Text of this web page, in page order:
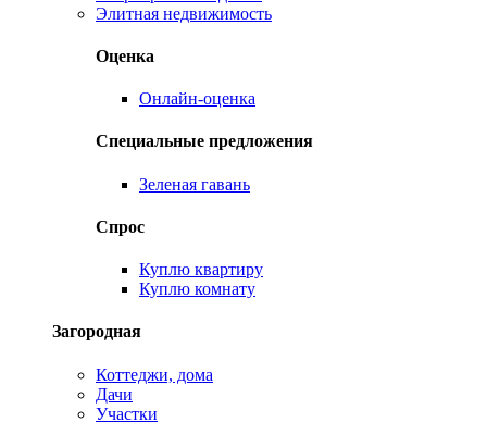
Элитная недвижимость
Оценка
Онлайн-оценка
Специальные предложения
Зеленая гавань
Спрос
Куплю квартиру
Куплю комнату
Загородная
Коттеджи, дома
Дачи
Участки